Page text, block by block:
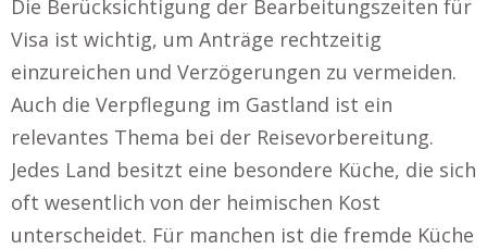
Die Berücksichtigung der Bearbeitungszeiten für
Visa ist wichtig, um Anträge rechtzeitig
einzureichen und Verzögerungen zu vermeiden.
Auch die Verpflegung im Gastland ist ein
relevantes Thema bei der Reisevorbereitung.
Jedes Land besitzt eine besondere Küche, die sich
oft wesentlich von der heimischen Kost
unterscheidet. Für manchen ist die fremde Küche